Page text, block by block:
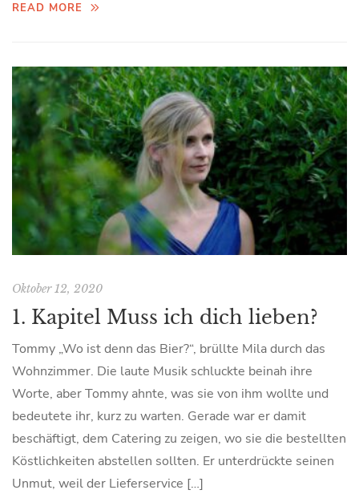
READ MORE
Oktober 12, 2020
1. Kapitel Muss ich dich lieben?
Tommy „Wo ist denn das Bier?“, brüllte Mila durch das
Wohnzimmer. Die laute Musik schluckte beinah ihre
Worte, aber Tommy ahnte, was sie von ihm wollte und
bedeutete ihr, kurz zu warten. Gerade war er damit
beschäftigt, dem Catering zu zeigen, wo sie die bestellten
Köstlichkeiten abstellen sollten. Er unterdrückte seinen
Unmut, weil der Lieferservice […]